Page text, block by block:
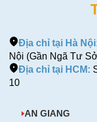
Địa chỉ tại Hà
Nội (Gần Ngã Tư
Địa chỉ tại HCM:
10
AN GIANG